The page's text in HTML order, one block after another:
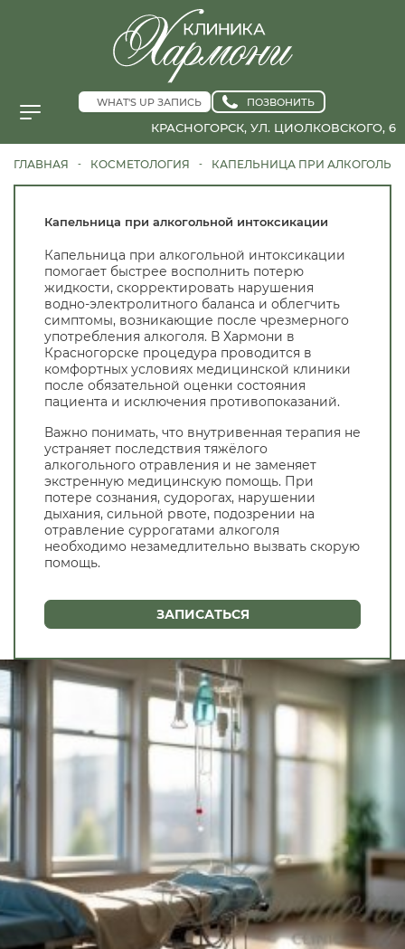
WHAT'S UP ЗАПИСЬ ПОЗВОНИТЬ
КРАСНОГОРСК, УЛ. ЦИОЛКОВСКОГО, 6
ГЛАВНАЯ - КОСМЕТОЛОГИЯ - КАПЕЛЬНИЦА ПРИ
Капельница при алкогольной интоксикации
Капельница при алкогольной интоксикации
помогает быстрее восполнить потерю
жидкости, скорректировать нарушения
водно-электролитного баланса и облегчить
симптомы, возникающие после чрезмерного
употребления алкоголя. В Хармони в
Красногорске процедура проводится в
комфортных условиях медицинской клиники
после обязательной оценки состояния
пациента и исключения противопоказаний.
Важно понимать, что внутривенная терапия не
устраняет последствия тяжёлого
алкогольного отравления и не заменяет
экстренную медицинскую помощь. При
потере сознания, судорогах, нарушении
дыхания, сильной рвоте, подозрении на
отравление суррогатами алкоголя
необходимо незамедлительно вызвать скорую
помощь.
ЗАПИСАТЬСЯ